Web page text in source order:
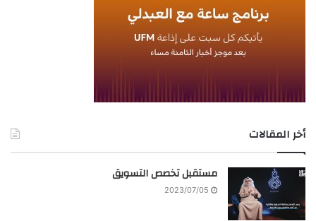
أخر المقالات
مستقبل تخصص التسويق
2023/07/05